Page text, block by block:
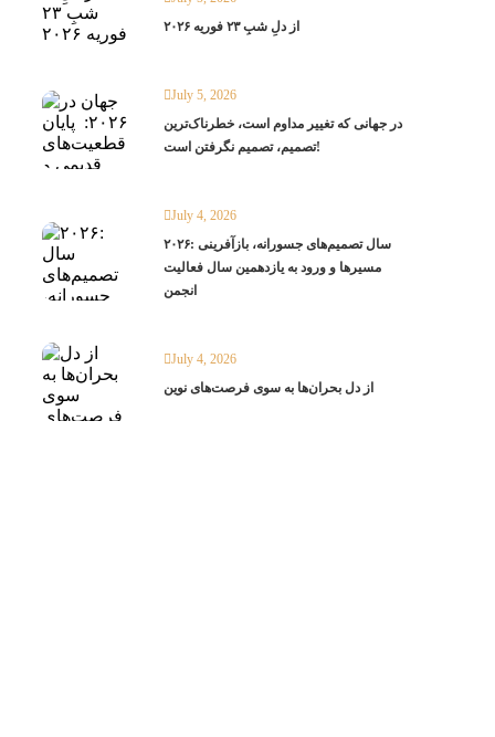
از دلِ شبِ ۲۳ فوریه ۲۰۲۶
July 5, 2026
در جهانی که تغییر مداوم است، خطرناک‌ترین
تصمیم، تصمیم نگرفتن است!
July 4, 2026
۲۰۲۶: سال تصمیم‌های جسورانه، بازآفرینی
مسیرها و ورود به یازدهمین سال فعالیت
July 4, 2026
از دل بحران‌ها به سوی فرصت‌های نوین